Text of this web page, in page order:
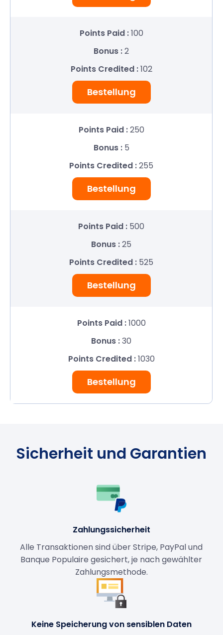
100
2
102
Bestellung
250
5
255
Bestellung
500
25
525
Bestellung
1000
30
1030
Bestellung
Sicherheit und Garantien
Zahlungssicherheit
Alle Transaktionen sind über Stripe, PayPal und
Banque Populaire gesichert, je nach gewählter
Zahlungsmethode.
Keine Speicherung von sensiblen Daten